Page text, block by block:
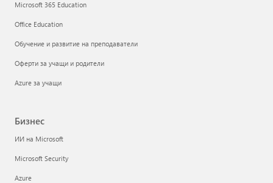
Microsoft 365 Education
Office Education
Обучение и развитие на преподаватели
Оферти за учащи и родители
Azure за учащи
Бизнес
ИИ на Microsoft
Microsoft Security
Azure